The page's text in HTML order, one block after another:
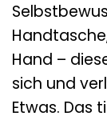
Hand –
sich und
Etwas. Das